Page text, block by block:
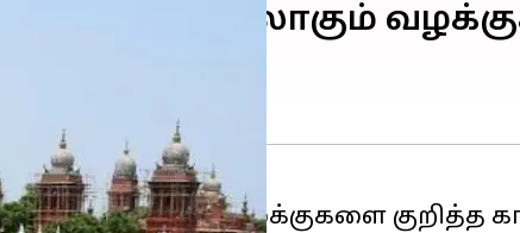
தாக்கலாகும்
வழக்குகளை குறித்த